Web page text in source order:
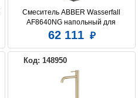
Смеситель ABBER Wasserfall
AF8640NG напольный для
раковины, никель
62 111
Код: 148950